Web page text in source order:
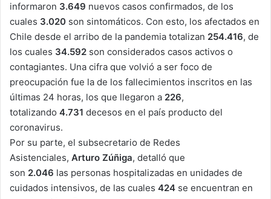
informaron 3.649 nuevos casos confirmados, de los
cuales 3.020 son sintomáticos. Con esto, los afectados en
Chile desde el arribo de la pandemia totalizan 254.416, de
los cuales 34.592 son considerados casos activos o
contagiantes. Una cifra que volvió a ser foco de
preocupación fue la de los fallecimientos inscritos en las
últimas 24 horas, los que llegaron a 226,
totalizando 4.731 decesos en el país producto del
coronavirus.
Por su parte, el subsecretario de Redes
Asistenciales, Arturo Zúñiga, detalló que
son 2.046 las personas hospitalizadas en unidades de
cuidados intensivos, de las cuales 424 se encuentran en